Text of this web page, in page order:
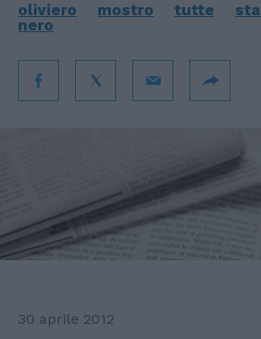
oliviero mostro tutte
nero
30 aprile 2012